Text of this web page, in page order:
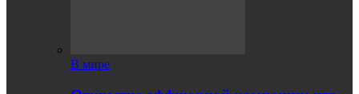
В мире